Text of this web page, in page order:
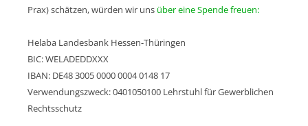
Prax) schätzen, würden wir uns über eine Spende freuen:
Helaba Landesbank Hessen-Thüringen
BIC: WELADEDDXXX
IBAN: DE48 3005 0000 0004 0148 17
Verwendungszweck: 0401050100 Lehrstuhl für Gewerblichen
Rechtsschutz